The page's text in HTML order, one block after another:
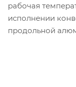
рабочая
исполнении
продольной